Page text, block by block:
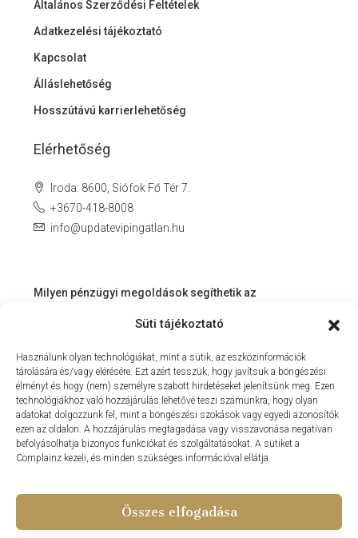
Süti tájékoztató
Használunk olyan technológiákat, mint a sütik, az eszközinformációk
tárolására és/vagy elérésére. Ezt azért tesszük, hogy javítsuk a böngészési
élményt és hogy (nem) személyre szabott hirdetéseket jelenítsünk meg. Ezen
technológiákhoz való hozzájárulás lehetővé teszi számunkra, hogy olyan
adatokat dolgozzunk fel, mint a böngészési szokások vagy egyedi azonosítók
ezen az oldalon. A hozzájárulás megtagadása vagy visszavonása negatívan
befolyásolhatja bizonyos funkciókat és szolgáltatásokat. A sütiket a
Complainz kezeli, és minden szükséges információval ellátja.
Összes elfogadása
Általános Szerződési Feltételek
Adatkezelési tájékoztató
Kapcsolat
Álláslehetőség
Hosszútávú karrierlehetőség
Elérhetőség
Iroda: 8600, Siófok Fő Tér 7.
+3670-418-8008
info@updatevipingatlan.hu
Milyen pénzügyi megoldások segíthetik az
szolgáltatás a Balaton környékén
MIT KÍNÁLHAT SZÁMUNKRA EGY INGATLANIRODA VEVŐI
ÉS ELADÓI NÉZŐPONTBÓL?
MILYEN KÖLTSÉGEKKEL KELL SZÁMOLNUNK
INGATLANVÁSÁRLÁS SORÁN?